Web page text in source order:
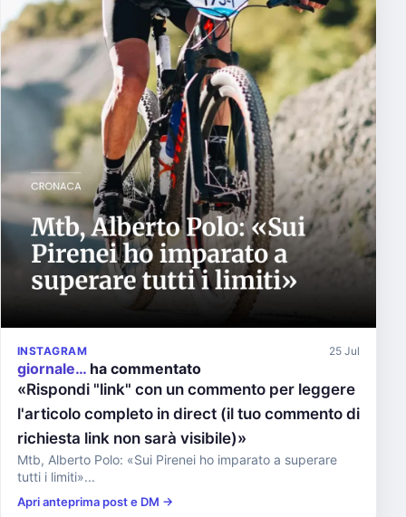
INSTAGRAM 25 Jul
giornale… ha commentato
«Rispondi "link" con un commento per leggere
l'articolo completo in direct (il tuo commento di
richiesta link non sarà visibile)»
Mtb, Alberto Polo: «Sui Pirenei ho imparato a superare
tutti i limiti»...
Apri anteprima post e DM →